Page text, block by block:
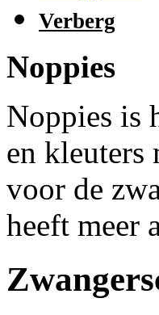
Verberg
Noppies
Noppies is
en kleuters
voor de
heeft meer